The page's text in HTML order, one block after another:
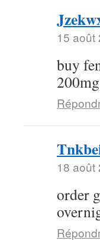
15 août
buy
18 août
order